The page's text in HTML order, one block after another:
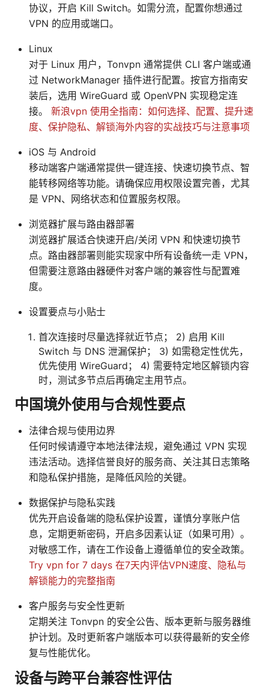
协议，开启 Kill Switch。如需分流，配置你想通过
VPN 的应用或端口。
Linux
对于 Linux 用户，Tonvpn 通常提供 CLI 客户端或通
过 NetworkManager 插件进行配置。按官方指南安
装后，选用 WireGuard 或 OpenVPN 实现稳定连
接。 新浪vpn 使用全指南：如何选择、配置、提升速
度、保护隐私、解锁海外内容的实战技巧与注意事项
iOS 与 Android
移动端客户端通常提供一键连接、快速切换节点、智
能转移网络等功能。请确保应用权限设置完善，尤其
是 VPN、网络状态和位置服务权限。
浏览器扩展与路由器部署
浏览器扩展适合快速开启/关闭 VPN 和快速切换节
点。路由器部署则能实现家中所有设备统一走 VPN，
但需要注意路由器硬件对客户端的兼容性与配置难
度。
设置要点与小贴士
首次连接时尽量选择就近节点； 2) 启用 Kill
Switch 与 DNS 泄漏保护； 3) 如需稳定性优先，
优先使用 WireGuard； 4) 需要特定地区解锁内容
时，测试多节点后再确定主用节点。
中国境外使用与合规性要点
法律合规与使用边界
任何时候请遵守本地法律法规，避免通过 VPN 实现
违法活动。选择信誉良好的服务商、关注其日志策略
和隐私保护措施，是降低风险的关键。
数据保护与隐私实践
优先开启设备端的隐私保护设置，谨慎分享账户信
息，定期更新密码，开启多因素认证（如果可用）。
对敏感工作，请在工作设备上遵循单位的安全政策。
Try vpn for 7 days 在7天内评估VPN速度、隐私与
解锁能力的完整指南
客户服务与安全性更新
定期关注 Tonvpn 的安全公告、版本更新与服务器维
护计划。及时更新客户端版本可以获得最新的安全修
复与性能优化。
设备与跨平台兼容性评估